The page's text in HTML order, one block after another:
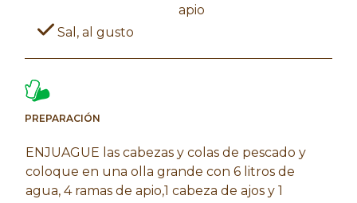
apio
Sal, al gusto
PREPARACIÓN
ENJUAGUE las cabezas y colas de pescado y
coloque en una olla grande con 6 litros de
agua, 4 ramas de apio,1 cabeza de ajos y 1